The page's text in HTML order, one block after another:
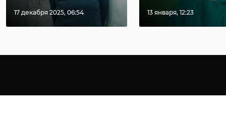
17 декабря 2025, 06:54 13 января, 12:23